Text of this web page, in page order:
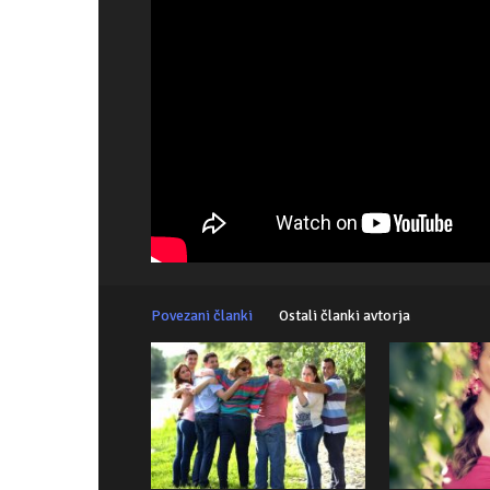
Povezani članki Ostali članki avtorja